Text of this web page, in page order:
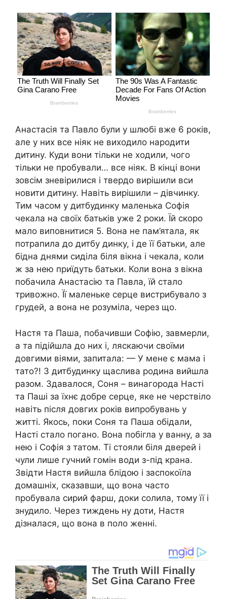
Анастасія та Павло були у шлюбі вже 6 років,
але у них все ніяк не виходило народити
дитину. Куди вони тільки не ходили, чого
тільки не пробували… все ніяк. В кінці вони
зовсім зневірилися і твердо вирішили вси
новити дитину. Навіть вирішили – дівчинку.
Тим часом у дитбудинку маленька Софія
чекала на своїх батьків уже 2 роки. Їй скоро
мало виповнитися 5. Вона не пам’ятала, як
потрапила до дитбу динку, і де її батьки, але
бідна днями сиділа біля вікна і чекала, коли
ж за нею приїдуть батьки. Коли вона з вікна
побачила Анастасію та Павла, їй стало
тривожно. Її маленьке серце вистрибувало з
грудей, а вона не розуміла, через що.
Настя та Паша, побачивши Софію, завмерли,
а та підійшла до них і, ляскаючи своїми
довгими віями, запитала: — У мене є мама і
тато?! З дитбудинку щаслива родина вийшла
разом. Здавалося, Соня – винагорода Насті
та Паші за їхнє добре серце, яке не черствіло
навіть після довгих років випробувань у
житті. Якось, поки Соня та Паша обідали,
Насті стало погано. Вона побігла у ванну, а за
нею і Софія з татом. Ті стояли біля дверей і
чули лише гучний гомін води з-під крана.
Звідти Настя вийшла блідою і заспокоїла
домашніх, сказавши, що вона часто
пробувала сирий фарш, доки солила, тому її і
знудило. Через тиждень ну доти, Настя
дізналася, що вона в поло женні.